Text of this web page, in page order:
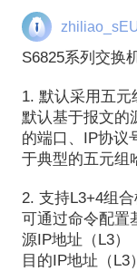
S6825系列交换
1. 默认采用五元
默认基于报文的
的端口、
IP协议
于典型的五元组
2. 支持L3+4组合
可通过命令配置
源IP地址（ L3）
目的 IP地址（ L3）